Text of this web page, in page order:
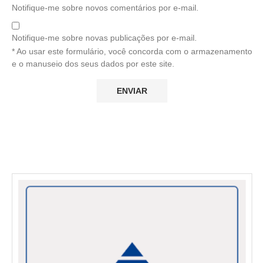
Notifique-me sobre novos comentários por e-mail.
Notifique-me sobre novas publicações por e-mail.
* Ao usar este formulário, você concorda com o armazenamento
e o manuseio dos seus dados por este site.